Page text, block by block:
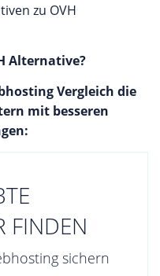
zu OVH
Alternative?
Vergleich die
mit besseren
FINDEN
sichern